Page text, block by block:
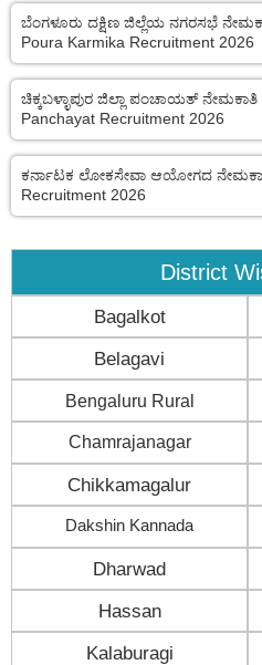
ಬೆಂಗಳೂರು ದಕ್ಷಿಣ ಜಿಲ್ಲೆಯ ನಗರಸಭೆ
Poura Karmika Recruitment 2026
ಚಿಕ್ಕಬಳ್ಳಾಪುರ ಜಿಲ್ಲಾ ಪಂಚಾಯತ್
Panchayat Recruitment 2026
ಕರ್ನಾಟಕ ಲೋಕಸೇವಾ ಆಯೋಗದ
Recruitment 2026
District
Bagalkot
Belagavi
Bengaluru Rural
Chamrajanagar
Chikkamagalur
Dakshin Kannada
Dharwad
Hassan
Kalaburagi